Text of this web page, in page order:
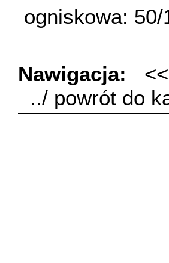
ogniskowa: 50/
Nawigacja:
../ powrót do